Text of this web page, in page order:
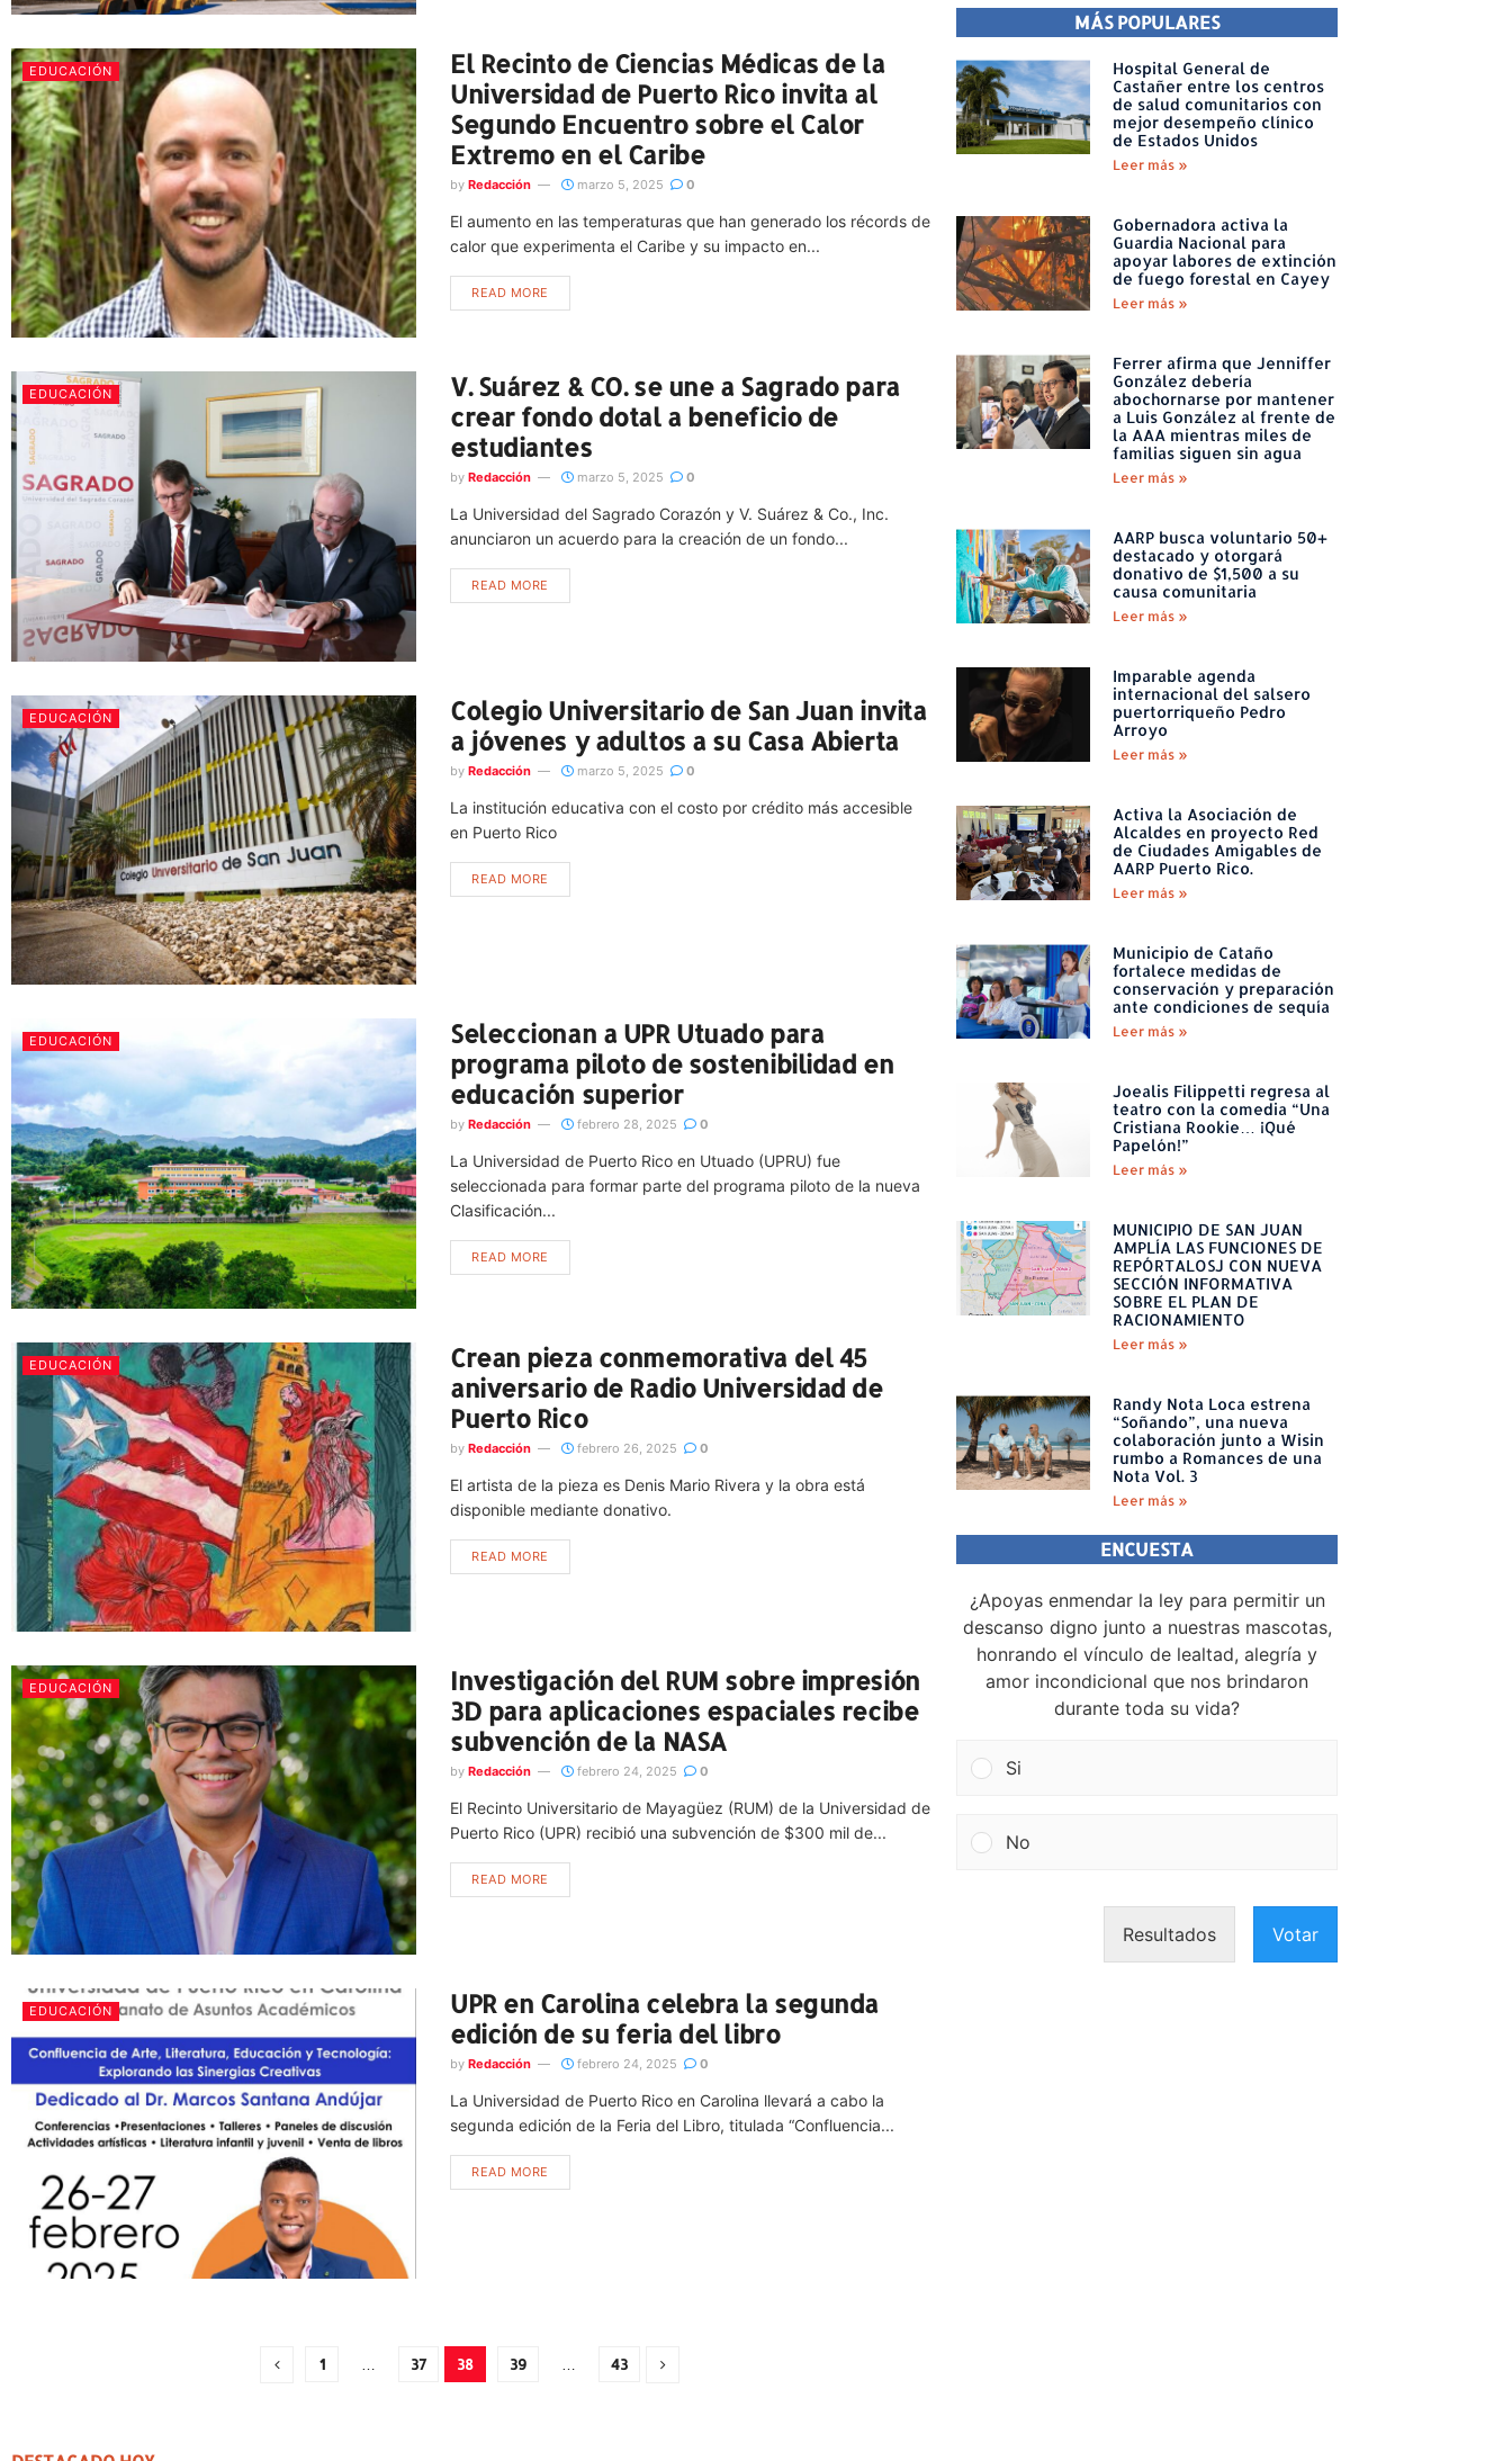
EDUCACIÓN
El Recinto de Ciencias Médicas de la
Universidad de Puerto Rico invita al
Segundo Encuentro sobre el Calor
Extremo en el Caribe
by Redacción marzo 5, 2025 0
El aumento en las temperaturas que han generado los récords de
calor que experimenta el Caribe y su impacto en...
READ MORE
EDUCACIÓN
V. Suárez & CO. se une a Sagrado para
crear fondo dotal a beneficio de
estudiantes
by Redacción marzo 5, 2025 0
La Universidad del Sagrado Corazón y V. Suárez & Co., Inc.
anunciaron un acuerdo para la creación de un fondo...
READ MORE
EDUCACIÓN
Colegio Universitario de San Juan invita
a jóvenes y adultos a su Casa Abierta
by Redacción marzo 5, 2025 0
La institución educativa con el costo por crédito más accesible
en Puerto Rico
READ MORE
EDUCACIÓN
Seleccionan a UPR Utuado para
programa piloto de sostenibilidad en
educación superior
by Redacción febrero 28, 2025 0
La Universidad de Puerto Rico en Utuado (UPRU) fue
seleccionada para formar parte del programa piloto de la nueva
Clasificación...
READ MORE
EDUCACIÓN
Crean pieza conmemorativa del 45
aniversario de Radio Universidad de
Puerto Rico
by Redacción febrero 26, 2025 0
El artista de la pieza es Denis Mario Rivera y la obra está
disponible mediante donativo.
READ MORE
EDUCACIÓN
Investigación del RUM sobre impresión
3D para aplicaciones espaciales recibe
subvención de la NASA
by Redacción febrero 24, 2025 0
El Recinto Universitario de Mayagüez (RUM) de la Universidad de
Puerto Rico (UPR) recibió una subvención de $300 mil de...
READ MORE
EDUCACIÓN
UPR en Carolina celebra la segunda
edición de su feria del libro
by Redacción febrero 24, 2025 0
La Universidad de Puerto Rico en Carolina llevará a cabo la
segunda edición de la Feria del Libro, titulada “Confluencia...
READ MORE
1 37 38 39 43
MÁS POPULARES
Hospital General de
Castañer entre los centros
de salud comunitarios con
mejor desempeño clínico
de Estados Unidos
Leer más »
Gobernadora activa la
Guardia Nacional para
apoyar labores de extinción
de fuego forestal en Cayey
Leer más »
Ferrer afirma que Jenniffer
González debería
abochornarse por mantener
a Luis González al frente de
la AAA mientras miles de
familias siguen sin agua
Leer más »
AARP busca voluntario 50+
destacado y otorgará
donativo de $1,500 a su
causa comunitaria
Leer más »
Imparable agenda
internacional del salsero
puertorriqueño Pedro
Arroyo
Leer más »
Activa la Asociación de
Alcaldes en proyecto Red
de Ciudades Amigables de
AARP Puerto Rico.
Leer más »
Municipio de Cataño
fortalece medidas de
conservación y preparación
ante condiciones de sequía
Leer más »
Joealis Filippetti regresa al
teatro con la comedia “Una
Cristiana Rookie… ¡Qué
Papelón!”
Leer más »
MUNICIPIO DE SAN JUAN
AMPLÍA LAS FUNCIONES DE
REPÓRTALOSJ CON NUEVA
SECCIÓN INFORMATIVA
SOBRE EL PLAN DE
RACIONAMIENTO
Leer más »
Randy Nota Loca estrena
“Soñando”, una nueva
colaboración junto a Wisin
rumbo a Romances de una
Nota Vol. 3
Leer más »
ENCUESTA
¿Apoyas enmendar la ley para permitir un
descanso digno junto a nuestras mascotas,
honrando el vínculo de lealtad, alegría y
amor incondicional que nos brindaron
durante toda su vida?
Si
No
Resultados Votar